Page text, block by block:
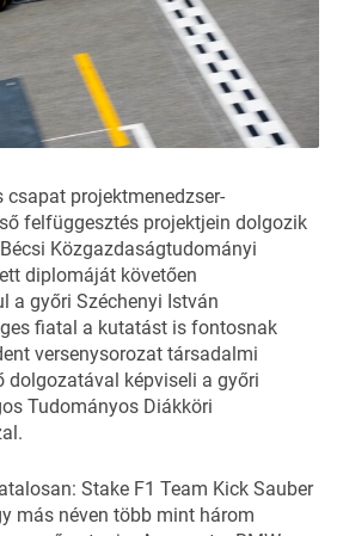
csapat projektmenedzser-
felfüggesztés projektjein dolgozik
Közgazdaságtudományi
diplomáját követően
a győri Széchenyi István
fiatal a kutatást is fontosnak
versenysorozat társadalmi
dolgozatával képviseli a győri
Tudományos Diákköri
Stake F1 Team Kick Sauber
más néven több mint három